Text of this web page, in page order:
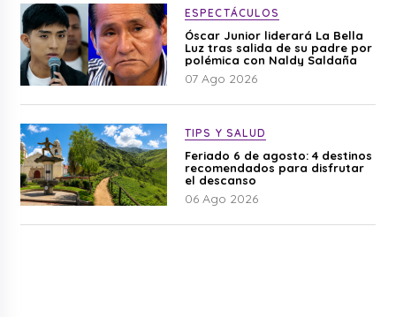
ESPECTÁCULOS
Óscar Junior liderará La Bella
Luz tras salida de su padre por
polémica con Naldy Saldaña
07 Ago 2026
TIPS Y SALUD
Feriado 6 de agosto: 4 destinos
recomendados para disfrutar
el descanso
06 Ago 2026